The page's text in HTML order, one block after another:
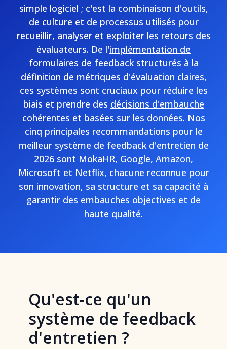
simple logiciel ; c'est la combinaison d'outils,
de culture et de processus utilisés pour
recueillir, analyser et exploiter les retours des
évaluateurs. De l'implémentation de
formulaires de feedback structurés à la
définition de métriques d'évaluation claires,
ces systèmes sont cruciaux pour réduire les
biais et prendre des décisions d'embauche
cohérentes et basées sur les données. Nos
cinq principales recommandations pour le
meilleur système de feedback d'entretien de
2026 sont MokaHR, Google, Amazon,
Microsoft et Netflix, chacune reconnue pour
son innovation, sa structure et sa capacité à
garantir des embauches objectives et de
haute qualité.
Qu'est-ce qu'un
système de feedback
d'entretien ?